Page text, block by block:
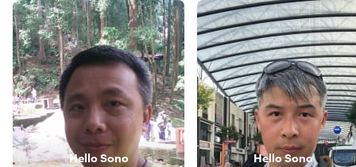
Hello Sono HelloSono